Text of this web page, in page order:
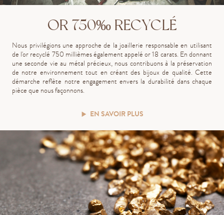
OR 750‰ RECYCLÉ
Nous privilégions une approche de la joaillerie responsable en utilisant
de l'or recyclé 750 millièmes également appelé or 18 carats. En donnant
une seconde vie au métal précieux, nous contribuons à la préservation
de notre environnement tout en créant des bijoux de qualité. Cette
démarche reflète notre engagement envers la durabilité dans chaque
pièce que nous façonnons.
EN SAVOIR PLUS